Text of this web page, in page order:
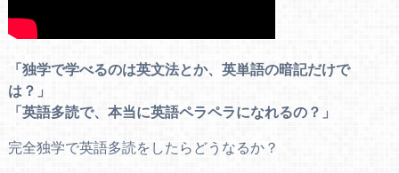
「独学で学べるのは英文法とか、英単語の暗記だけで
は？」
「英語多読で、本当に英語ペラペラになれるの？」
完全独学で英語多読をしたらどうなるか？